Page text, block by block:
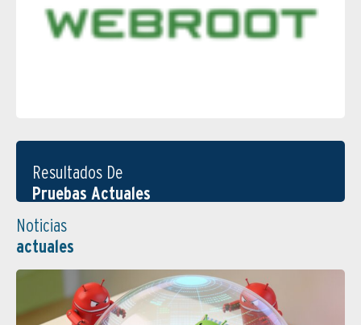
Resultados De
Pruebas Actuales
Noticias
actuales